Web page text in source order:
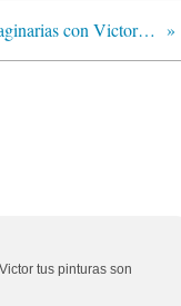
Conversaciones imaginarias con Victor Jara (Osvaldo Torres)
tus pinturas son